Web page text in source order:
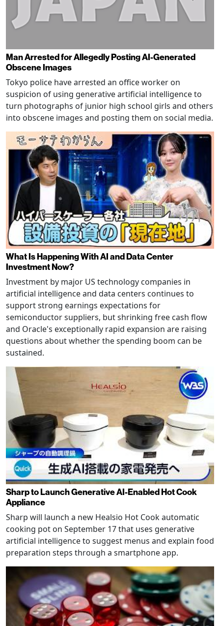
Man Arrested for Allegedly Posting AI-Generated
Obscene Images
Tokyo police have arrested an office worker on
suspicion of using generative artificial intelligence to
turn photographs of junior high school girls and others
into obscene images and posting them on social media.
What Is Happening With AI and Data Center
Investment Now?
Investment by major US technology companies in
artificial intelligence and data centers continues to
support strong earnings expectations for
semiconductor suppliers, but shrinking free cash flow
and Oracle's exceptionally rapid expansion are raising
questions about whether the spending boom can be
sustained.
Sharp to Launch Generative AI-Enabled Hot Cook
Appliance
Sharp will launch a new Healsio Hot Cook automatic
cooking pot on September 17 that uses generative
artificial intelligence to suggest menus and explain food
preparation steps through a smartphone app.